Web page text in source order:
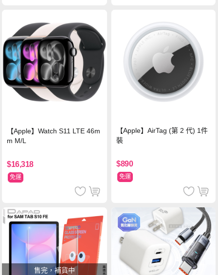
【Apple】Watch S11 LTE 46m
m M/L
$16,318
免運
【Apple】AirTag (第 2 代) 1件
裝
$890
免運
售完，補貨中